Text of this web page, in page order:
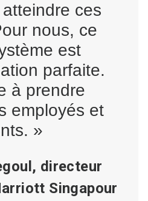
ces
nous, ce
est
parfaite.
à prendre
employés et
»
directeur
Singapour